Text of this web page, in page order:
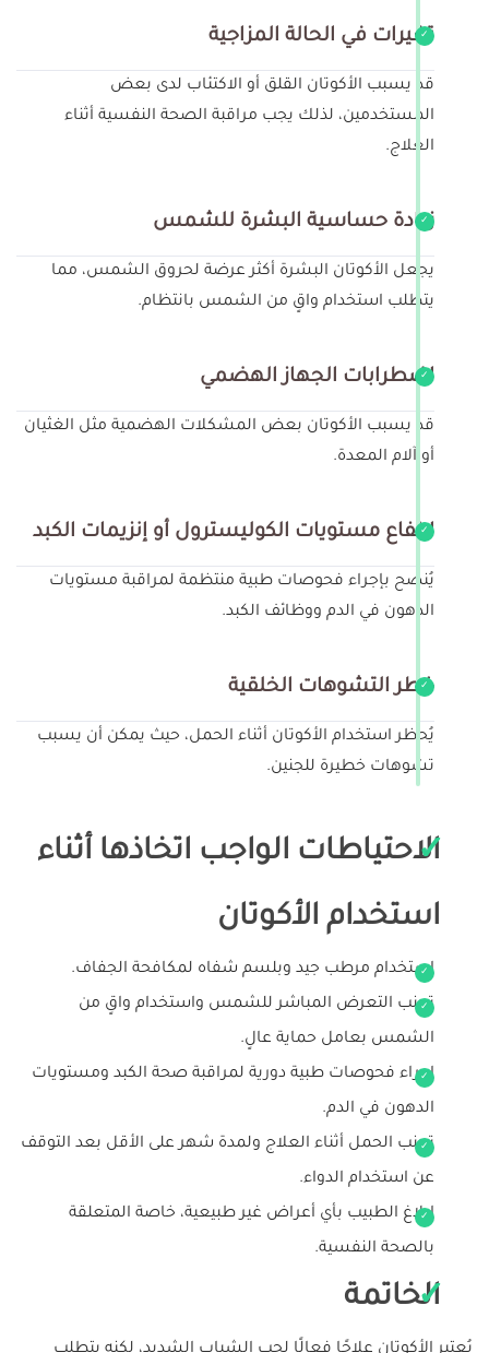
تغيرات في الحالة المزاجية
قد يسبب الأكوتان القلق أو الاكتئاب لدى بعض
المستخدمين، لذلك يجب مراقبة الصحة النفسية أثناء
العلاج.
زيادة حساسية البشرة للشمس
يجعل الأكوتان البشرة أكثر عرضة لحروق الشمس، مما
يتطلب استخدام واقٍ من الشمس بانتظام.
اضطرابات الجهاز الهضمي
قد يسبب الأكوتان بعض المشكلات الهضمية مثل الغثيان
أو آلام المعدة.
ارتفاع مستويات الكوليسترول أو إنزيمات الكبد
يُنصح بإجراء فحوصات طبية منتظمة لمراقبة مستويات
الدهون في الدم ووظائف الكبد.
خطر التشوهات الخلقية
يُحظر استخدام الأكوتان أثناء الحمل، حيث يمكن أن يسبب
تشوهات خطيرة للجنين.
الاحتياطات الواجب اتخاذها أثناء
استخدام الأكوتان
استخدام مرطب جيد وبلسم شفاه لمكافحة الجفاف.
تجنب التعرض المباشر للشمس واستخدام واقٍ من
الشمس بعامل حماية عالٍ.
إجراء فحوصات طبية دورية لمراقبة صحة الكبد ومستويات
الدهون في الدم.
تجنب الحمل أثناء العلاج ولمدة شهر على الأقل بعد التوقف
عن استخدام الدواء.
إبلاغ الطبيب بأي أعراض غير طبيعية، خاصة المتعلقة
بالصحة النفسية.
الخاتمة